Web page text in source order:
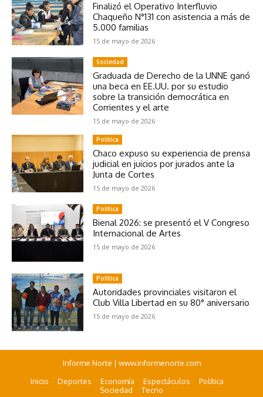
Finalizó el Operativo Interfluvio
Chaqueño N°131 con asistencia a más de
5.000 familias
15 de mayo de 2026
Sociedad
Graduada de Derecho de la UNNE ganó
una beca en EE.UU. por su estudio
sobre la transición democrática en
Corrientes y el arte
15 de mayo de 2026
Política
Chaco expuso su experiencia de prensa
judicial en juicios por jurados ante la
Junta de Cortes
15 de mayo de 2026
Política
Bienal 2026: se presentó el V Congreso
Internacional de Artes
15 de mayo de 2026
Política
Autoridades provinciales visitaron el
Club Villa Libertad en su 80° aniversario
15 de mayo de 2026
Informe Norte | www.informenorte.com
Inicio
Deportes Economía Espectáculos
Política
Sociedad
Tecno